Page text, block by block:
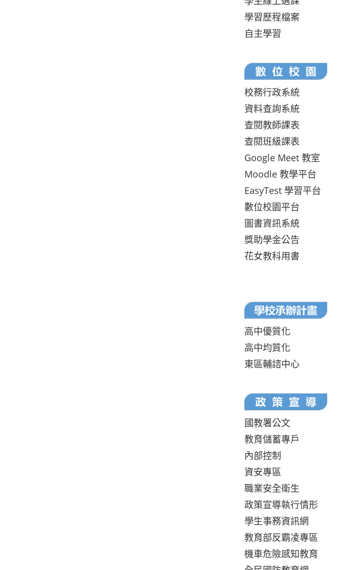
學習歷程檔案
自主學習
校務行政系統
資料查詢系統
查閱教師課表
查閱班級課表
Google Meet 教室
Moodle 教學平台
EasyTest 學習平台
數位校園平台
圖書資訊系統
獎助學金公告
花女教科用書
高中優質化
高中均質化
東區輔諮中心
國教署公文
教育儲蓄專戶
內部控制
資安專區
職業安全衛生
政策宣導執行情形
學生事務資訊網
教育部反霸凌專區
機車危險感知教育